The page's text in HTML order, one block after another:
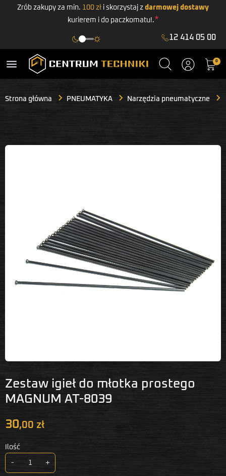
Zrób zakupy za min. 100 zł i skorzystaj z darmowej dostawy
kurierem i do paczkomatu!.*
12 414 05 00
menu 0
Strona główna PNEUMATYKA Narzędzia pneumatyczne
Zestaw igieł do młotka prostego
MAGNUM AT-8039
30,00 zł
Ilość
- +